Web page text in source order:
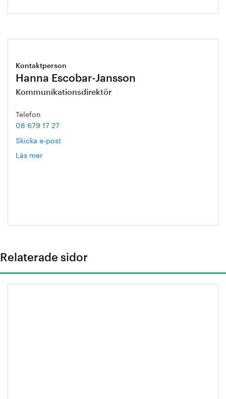
Kontaktperson
Hanna Escobar-Jansson
Kommunikationsdirektör
Telefon
08 679 17 27
Skicka e-post
Läs mer
Relaterade sidor